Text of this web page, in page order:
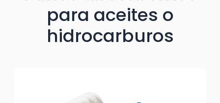
para aceites o
hidrocarburos